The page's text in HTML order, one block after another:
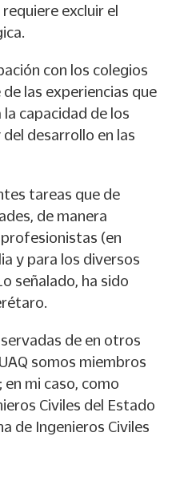
excluir el
con los colegios
las experiencias que
capacidad de los
desarrollo en las
tareas que de
de manera
(en
y para los diversos
señalado, ha sido
de en otros
somos miembros
mi caso, como
Civiles del Estado
de Ingenieros Civiles